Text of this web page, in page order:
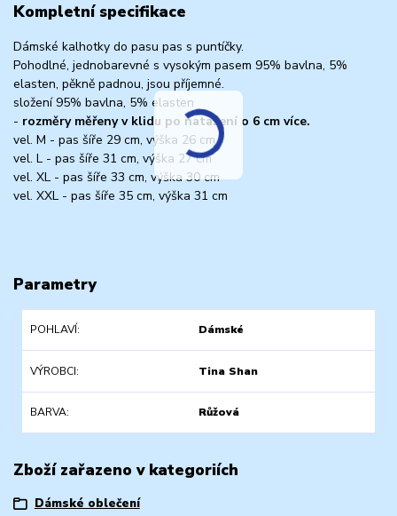
Kompletní specifikace
Dámské kalhotky do pasu pas s puntíčky.
Pohodlné, jednobarevné s vysokým pasem 95% bavlna, 5%
elasten, pěkně padnou, jsou příjemné.
složení 95% bavlna, 5% elasten
- rozměry měřeny v klidu po natažení o 6 cm více.
vel. M - pas šíře 29 cm, výška 26 cm
vel. L - pas šíře 31 cm, výška 27 cm
vel. XL - pas šíře 33 cm, výška 30 cm
vel. XXL - pas šíře 35 cm, výška 31 cm
Parametry
POHLAVÍ Dámské
VÝROBCI Tina Shan
BARVA Růžová
Zboží zařazeno v kategoriích
Dámské oblečení